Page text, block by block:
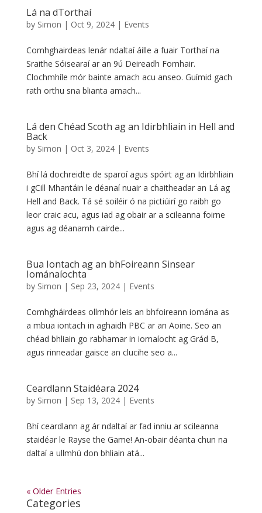
Lá na dTorthaí
by Simon | Oct 9, 2024| Events
Comhghairdeas lenár ndaltaí áille a fuair Torthaí na
Sraithe Sóisearaí ar an 9ú Deireadh Fomhair.
Clochmhíle mór bainte amach acu anseo. Guímid gach
rath orthu sna blianta amach...
Lá den Chéad Scoth ag an Idirbhliain in Hell and
Back
by Simon | Oct 3, 2024| Events
Bhí lá dochreidte de sparoí agus spóirt ag an Idirbhliain
i gCill Mhantáin le déanaí nuair a chaitheadar an Lá ag
Hell and Back. Tá sé soiléir ó na pictiúirí go raibh go
leor craic acu, agus iad ag obair ar a scileanna foirne
agus ag déanamh cairde...
Bua Iontach ag an bhFoireann Sinsear
Iománaíochta
by Simon | Sep 23, 2024| Events
Comhgháirdeas ollmhór leis an bhfoireann iomána as
a mbua iontach in aghaidh PBC ar an Aoine. Seo an
chéad bhliain go rabhamar in iomaíocht ag Grád B,
agus rinneadar gaisce an clucihe seo a...
Ceardlann Staidéara 2024
by Simon | Sep 13, 2024| Events
Bhí ceardlann ag ár ndaltaí ar fad inniu ar scileanna
staidéar le Rayse the Game! An-obair déanta chun na
daltaí a ullmhú don bhliain atá...
« Older Entries
Categories